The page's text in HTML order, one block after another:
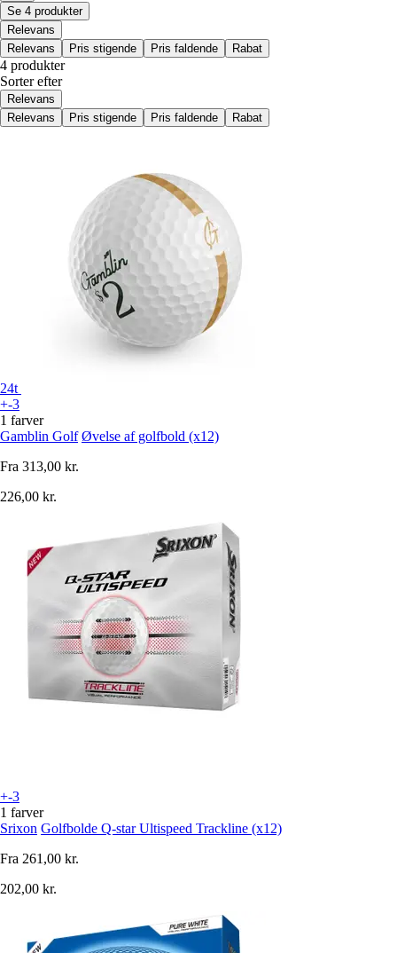
Se 4 produkter
Relevans
Relevans
Pris stigende Pris faldende Rabat
4 produkter
Sorter efter
Relevans
Relevans
Pris stigende Pris faldende Rabat
24t
+-3
1 farver
Gamblin Golf Øvelse af golfbold (x12)
Fra 313,00 kr.
226,00 kr.
+-3
1 farver
Srixon Golfbolde Q-star Ultispeed Trackline (x12)
Fra 261,00 kr.
202,00 kr.